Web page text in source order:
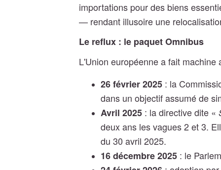
importations pour des biens
— rendant illusoire une
Le reflux : le paquet Omnibus
L'Union européenne a fait
26 février 2025 : la
dans un objectif assumé de
Avril 2025 : la directive dite «
deux ans les vagues 2 et 3.
du 30 avril 2025.
16 décembre 2025 : le